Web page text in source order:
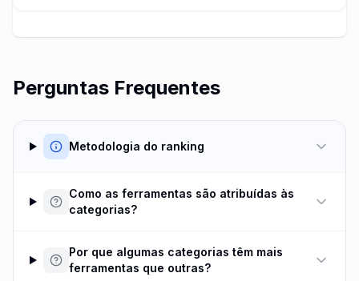
Perguntas Frequentes
Metodologia do ranking
Como as ferramentas são atribuídas às
categorias?
Por que algumas categorias têm mais
ferramentas que outras?